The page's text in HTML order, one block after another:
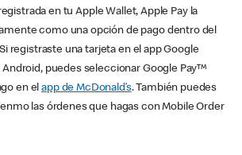
en tu Apple Wallet, Apple Pay la
como una opción de pago dentro del
registraste una tarjeta en el app Google
puedes seleccionar Google Pay™
en elapp de McDonald’s. También puedes
las órdenes que hagas con Mobile Order